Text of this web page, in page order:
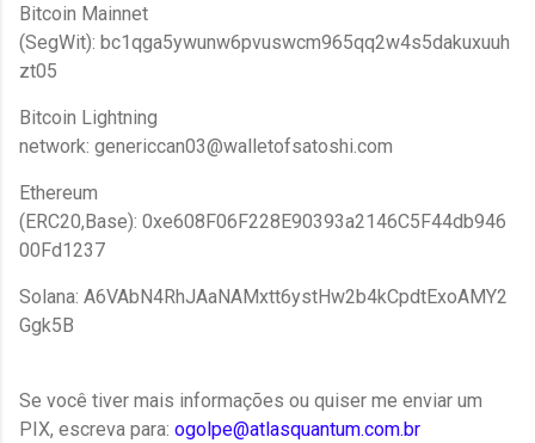
Bitcoin Mainnet
(SegWit): bc1qga5ywunw6pvuswcm965qq2w4s5dakuxuuh
zt05
Bitcoin Lightning
network: genericcan03@walletofsatoshi.com
Ethereum
(ERC20,Base): 0xe608F06F228E90393a2146C5F44db946
00Fd1237
Solana: A6VAbN4RhJAaNAMxtt6ystHw2b4kCpdtExoAMY2
Ggk5B
Se você tiver mais informações ou quiser me enviar um
PIX, escreva para: ogolpe@atlasquantum.com.br